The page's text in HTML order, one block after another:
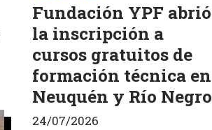
Fundación YPF abrió
la inscripción a
cursos gratuitos de
formación técnica en
Neuquén y Río Negro
24/07/2026